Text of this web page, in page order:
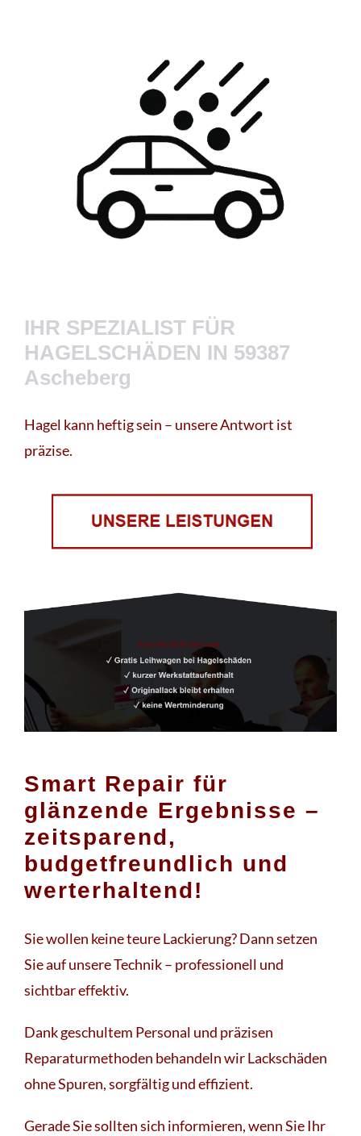
IHR SPEZIALIST FÜR
HAGELSCHÄDEN IN 59387
Ascheberg
Hagel kann heftig sein – unsere Antwort ist
präzise.
Smart Repair für
glänzende Ergebnisse –
zeitsparend,
budgetfreundlich und
werterhaltend!
Sie wollen keine teure Lackierung? Dann setzen
Sie auf unsere Technik – professionell und
sichtbar effektiv.
Dank geschultem Personal und präzisen
Reparaturmethoden behandeln wir Lackschäden
ohne Spuren, sorgfältig und effizient.
Gerade Sie sollten sich informieren, wenn Sie Ihr